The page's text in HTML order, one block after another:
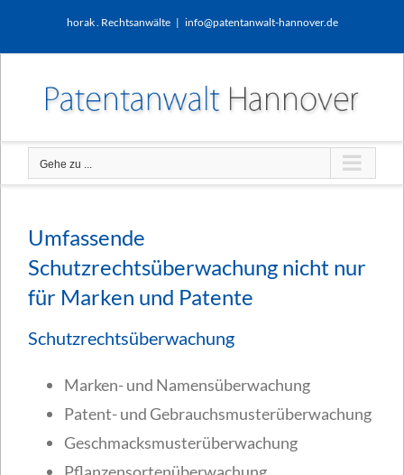
horak . Rechtsanwälte | info@patentanwalt-hannover.de
Gehe zu ...
Umfassende
Schutzrechtsüberwachung nicht nur
für Marken und Patente
Schutzrechtsüberwachung
Marken- und Namensüberwachung
Patent- und Gebrauchsmusterüberwachung
Geschmacksmusterüberwachung